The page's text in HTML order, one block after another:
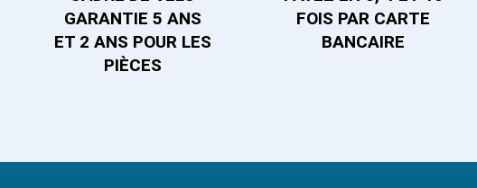
GARANTIE 5 ANS
ET 2 ANS POUR LES
PIÈCES
FOIS PAR CARTE
BANCAIRE